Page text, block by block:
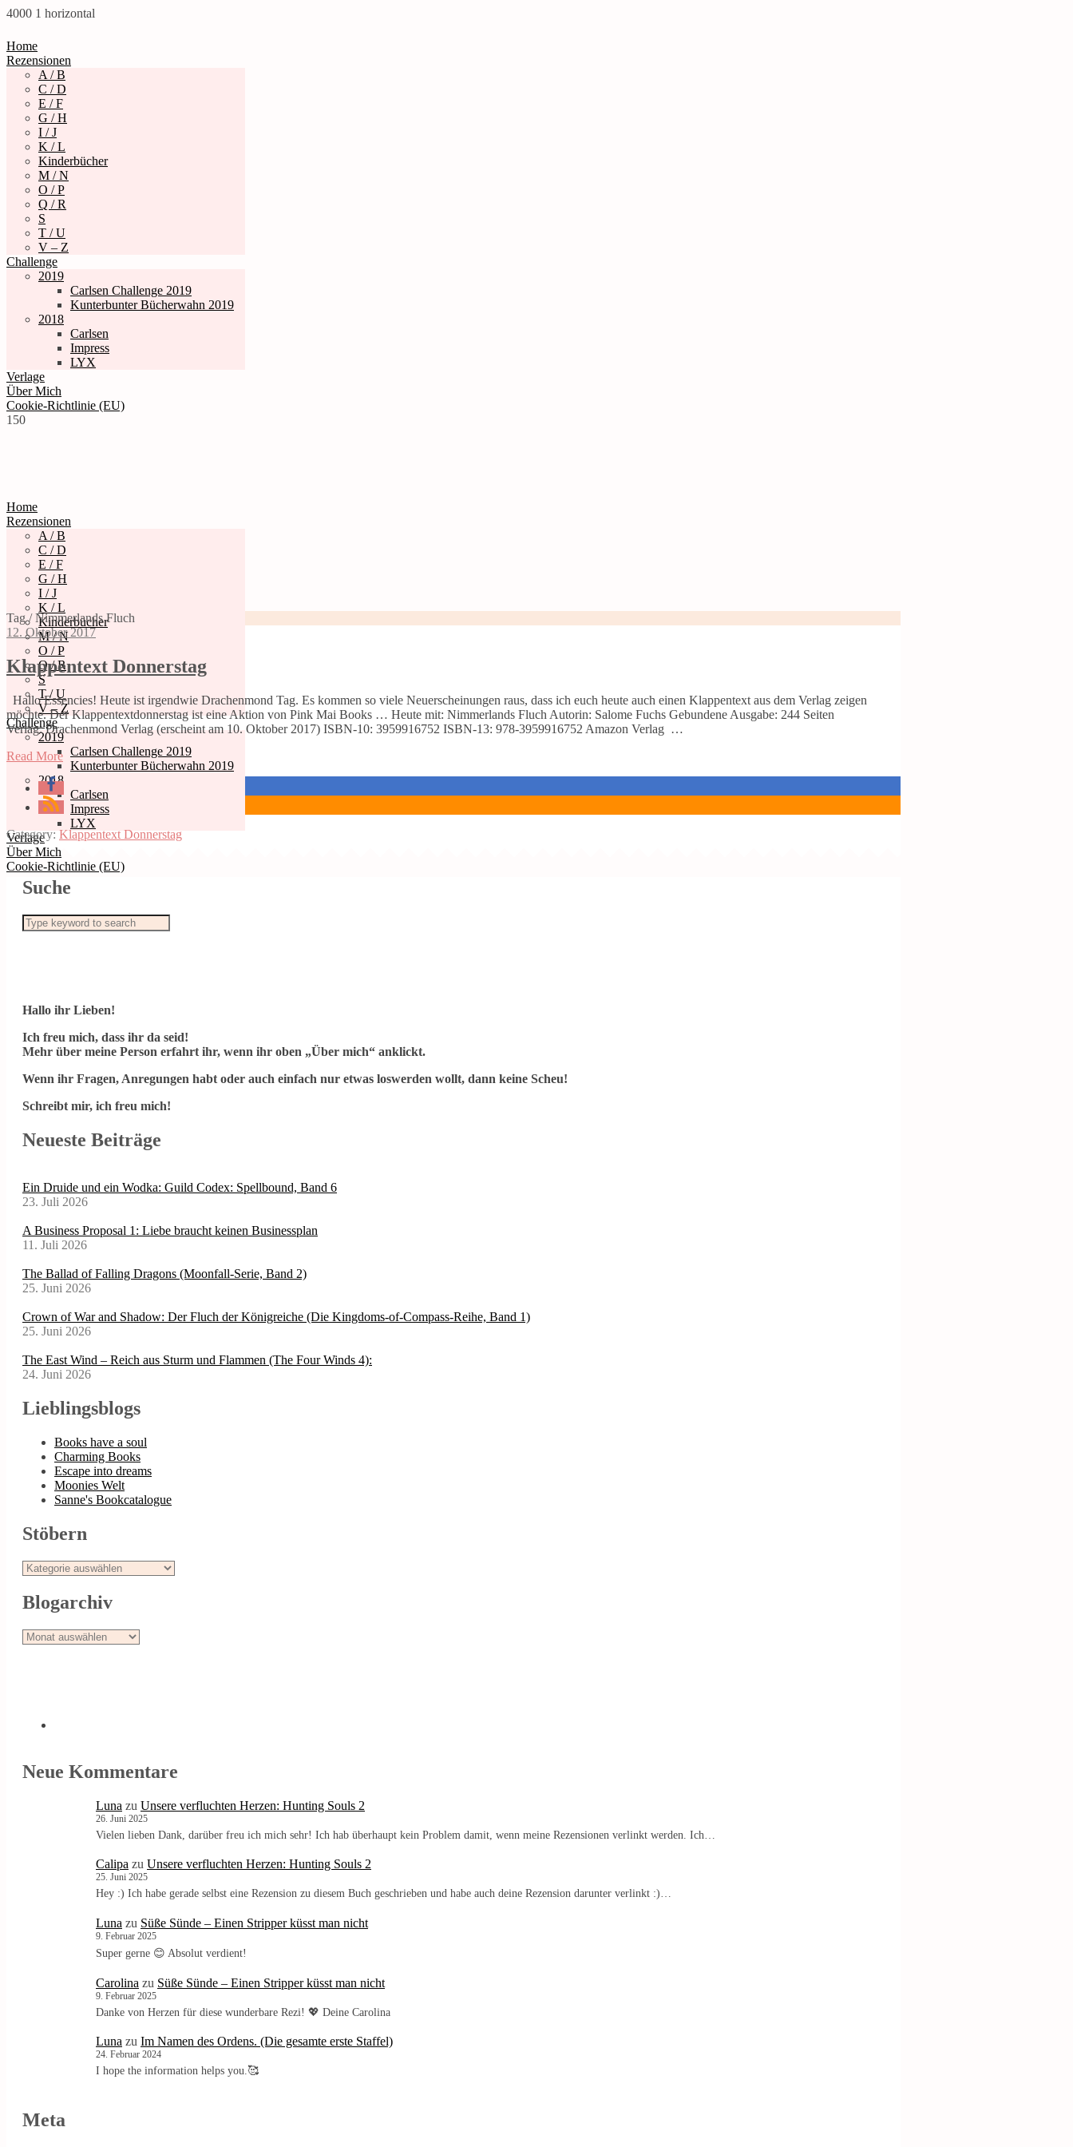
4000 1 horizontal
Home
Rezensionen
A / B
C / D
E / F
G / H
I / J
K / L
Kinderbücher
M / N
O / P
Q / R
S
T / U
V – Z
Challenge
2019
Carlsen Challenge 2019
Kunterbunter Bücherwahn 2019
2018
Carlsen
Impress
LYX
Verlage
Über Mich
Cookie-Richtlinie (EU)
150
Home
Rezensionen
A / B
C / D
E / F
G / H
I / J
K / L
Kinderbücher
M / N
O / P
Q / R
S
T / U
V – Z
Challenge
2019
Carlsen Challenge 2019
Kunterbunter Bücherwahn 2019
2018
Carlsen
Impress
LYX
Verlage
Über Mich
Cookie-Richtlinie (EU)
Tag / Nimmerlands Fluch
12. Oktober 2017
Klappentext Donnerstag
Hallo Essencies! Heute ist irgendwie Drachenmond Tag. Es kommen so viele Neuerscheinungen raus, dass ich euch heute auch einen Klappentext aus dem Verlag zeigen
möchte. Der Klappentextdonnerstag ist eine Aktion von Pink Mai Books … Heute mit: Nimmerlands Fluch Autorin: Salome Fuchs Gebundene Ausgabe: 244 Seiten
Verlag: Drachenmond Verlag (erscheint am 10. Oktober 2017) ISBN-10: 3959916752 ISBN-13: 978-3959916752 Amazon Verlag …
Read More
Category: Klappentext Donnerstag
Suche
Hallo ihr Lieben!
Ich freu mich, dass ihr da seid!
Mehr über meine Person erfahrt ihr, wenn ihr oben „Über mich“ anklickt.
Wenn ihr Fragen, Anregungen habt oder auch einfach nur etwas loswerden wollt, dann keine Scheu!
Schreibt mir, ich freu mich!
Neueste Beiträge
Ein Druide und ein Wodka: Guild Codex: Spellbound, Band 6
23. Juli 2026
A Business Proposal 1: Liebe braucht keinen Businessplan
11. Juli 2026
The Ballad of Falling Dragons (Moonfall-Serie, Band 2)
25. Juni 2026
Crown of War and Shadow: Der Fluch der Königreiche (Die Kingdoms-of-Compass-Reihe, Band 1)
25. Juni 2026
The East Wind – Reich aus Sturm und Flammen (The Four Winds 4):
24. Juni 2026
Lieblingsblogs
Books have a soul
Charming Books
Escape into dreams
Moonies Welt
Sanne's Bookcatalogue
Stöbern
Stöbern
Blogarchiv
Blogarchiv
Neue Kommentare
Luna zu Unsere verfluchten Herzen: Hunting Souls 2
26. Juni 2025
Vielen lieben Dank, darüber freu ich mich sehr! Ich hab überhaupt kein Problem damit, wenn meine Rezensionen verlinkt werden. Ich…
Calipa zu Unsere verfluchten Herzen: Hunting Souls 2
25. Juni 2025
Hey :) Ich habe gerade selbst eine Rezension zu diesem Buch geschrieben und habe auch deine Rezension darunter verlinkt :)…
Luna zu Süße Sünde – Einen Stripper küsst man nicht
9. Februar 2025
Super gerne 😊 Absolut verdient!
Carolina zu Süße Sünde – Einen Stripper küsst man nicht
9. Februar 2025
Danke von Herzen für diese wunderbare Rezi! 💖 Deine Carolina
Luna zu Im Namen des Ordens. (Die gesamte erste Staffel)
24. Februar 2024
I hope the information helps you.🥰
Meta